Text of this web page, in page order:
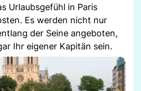
Urlaubsgefühl in Paris
Es werden nicht nur
der Seine angeboten,
Ihr eigener Kapitän sein.